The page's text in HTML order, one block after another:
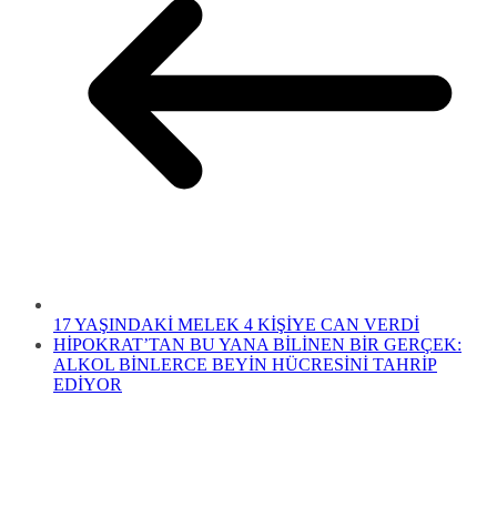
17 YAŞINDAKİ MELEK 4 KİŞİYE CAN VERDİ
HİPOKRAT’TAN BU YANA BİLİNEN BİR GERÇEK:
ALKOL BİNLERCE BEYİN HÜCRESİNİ TAHRİP
EDİYOR